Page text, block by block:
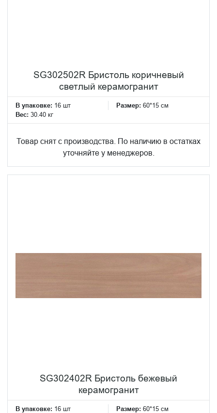
SG302502R Бристоль коричневый
светлый керамогранит
В упаковке: 16 шт Размер: 60*15 см
Вес: 30.40 кг
Товар снят с производства. По наличию в остатках
уточняйте у менеджеров.
SG302402R Бристоль бежевый
керамогранит
В упаковке: 16 шт Размер: 60*15 см